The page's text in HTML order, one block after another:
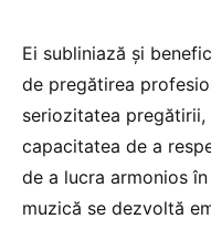
Ei subliniază și
de pregătirea
seriozitatea
capacitatea de a
de a lucra armonios
muzică se dezvoltă